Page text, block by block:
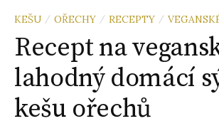
KEŠU / OŘECHY / RECEPTY /
Recept na
lahodný domácí
kešu ořechů